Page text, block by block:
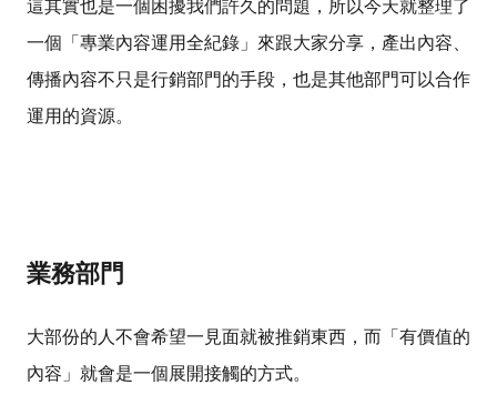
這其實也是一個困擾我們許久的問題，所以今天就整理了
一個「專業內容運用全紀錄」來跟大家分享，產出內容、
傳播內容不只是行銷部門的手段，也是其他部門可以合作
運用的資源。
業務部門
大部份的人不會希望一見面就被推銷東西，而「有價值的
內容」就會是一個展開接觸的方式。